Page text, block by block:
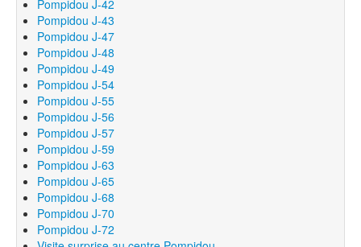
Pompidou J-42
Pompidou J-43
Pompidou J-47
Pompidou J-48
Pompidou J-49
Pompidou J-54
Pompidou J-55
Pompidou J-56
Pompidou J-57
Pompidou J-59
Pompidou J-63
Pompidou J-65
Pompidou J-68
Pompidou J-70
Pompidou J-72